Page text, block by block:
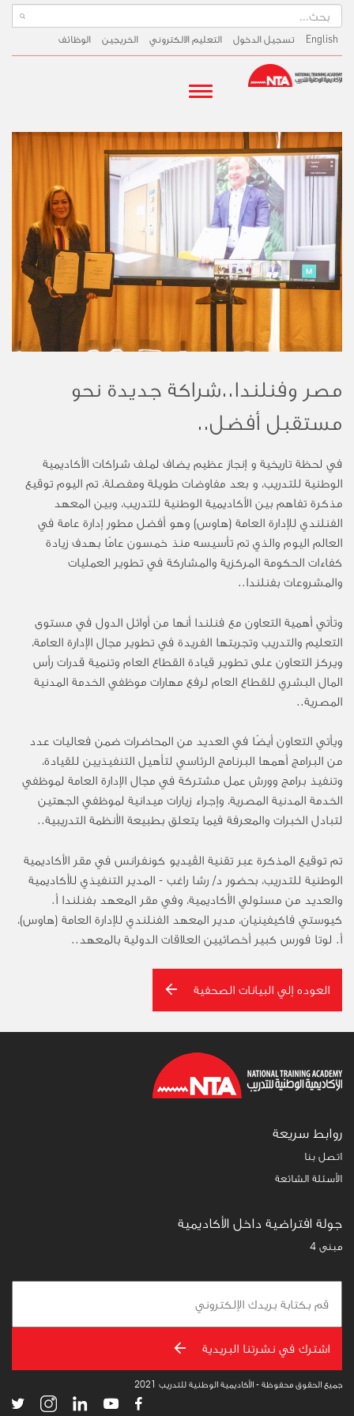
English تسجيل الدخول التعليم الالكتروني الخريجين الوظائف
مصر وفنلندا..شراكة جديدة نحو
مستقبل أفضل..
في لحظة تاريخية و إنجاز عظيم يضاف لملف شراكات الأكاديمية
الوطنية للتدريب، و بعد مفاوضات طويلة ومفصلة، تم اليوم توقيع
مذكرة تفاهم بين الأكاديمية الوطنية للتدريب، وبين المعهد
الفنلندي للإدارة العامة (هاوس) وهو أفضل مطور إدارة عامة في
العالم اليوم والذي تم تأسيسه منذ خمسون عامًا بهدف زيادة
كفاءات الحكومة المركزية والمشاركة في تطوير العمليات
والمشروعات بفنلندا..
وتأتي أهمية التعاون مع فنلندا أنها من أوائل الدول في مستوى
التعليم والتدريب وتجربتها الفريدة في تطوير مجال الإدارة العامة،
ويركز التعاون على تطوير قيادة القطاع العام وتنمية قدرات رأس
المال البشري للقطاع العام لرفع مهارات موظفي الخدمة المدنية
المصرية..
ويأتي التعاون أيضًا في العديد من المحاضرات ضمن فعاليات عدد
من البرامج أهمها البرنامج الرئاسي لتأهيل التنفيذيين للقيادة،
وتنفيذ برامج وورش عمل مشتركة في مجال الإدارة العامة لموظفي
الخدمة المدنية المصرية، وإجراء زيارات ميدانية لموظفي الجهتين
لتبادل الخبرات والمعرفة فيما يتعلق بطبيعة الأنظمة التدريبية..
تم توقيع المذكرة عبر تقنية الڤيديو كونفرانس في مقر الأكاديمية
الوطنية للتدريب، بحضور د/ رشا راغب - المدير التنفيذي للأكاديمية
والعديد من مسئولي الأكاديمية، وفي مقر المعهد بفنلندا أ.
كيوستي فاكيفينيان، مدير المعهد الفنلندي للإدارة العامة (هاوس)،
أ. لوتا فورس كبير أخصائيين العلاقات الدولية بالمعهد..
العوده إلي البيانات الصحفية
روابط سريعة
اتصل بنا
الأسئلة الشائعة
جولة افتراضية داخل الأكاديمية
مبنى 4
اشترك في نشرتنا البريدية
جميع الحقوق محفوظة - الأكاديمية الوطنية للتدريب 2021